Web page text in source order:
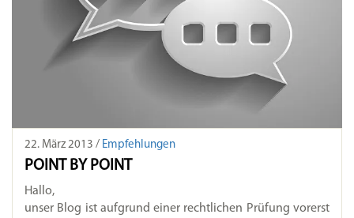
22. März 2013 / Empfehlungen
POINT BY POINT
Hallo,
unser Blog ist aufgrund einer rechtlichen Prüfung vorerst